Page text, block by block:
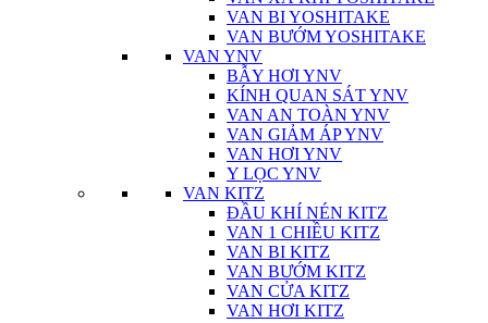
VAN BI YOSHITAKE
VAN BƯỚM YOSHITAKE
VAN YNV
BẪY HƠI YNV
KÍNH QUAN SÁT YNV
VAN AN TOÀN YNV
VAN GIẢM ÁP YNV
VAN HƠI YNV
Y LỌC YNV
VAN KITZ
ĐẦU KHÍ NÉN KITZ
VAN 1 CHIỀU KITZ
VAN BI KITZ
VAN BƯỚM KITZ
VAN CỬA KITZ
VAN HƠI KITZ